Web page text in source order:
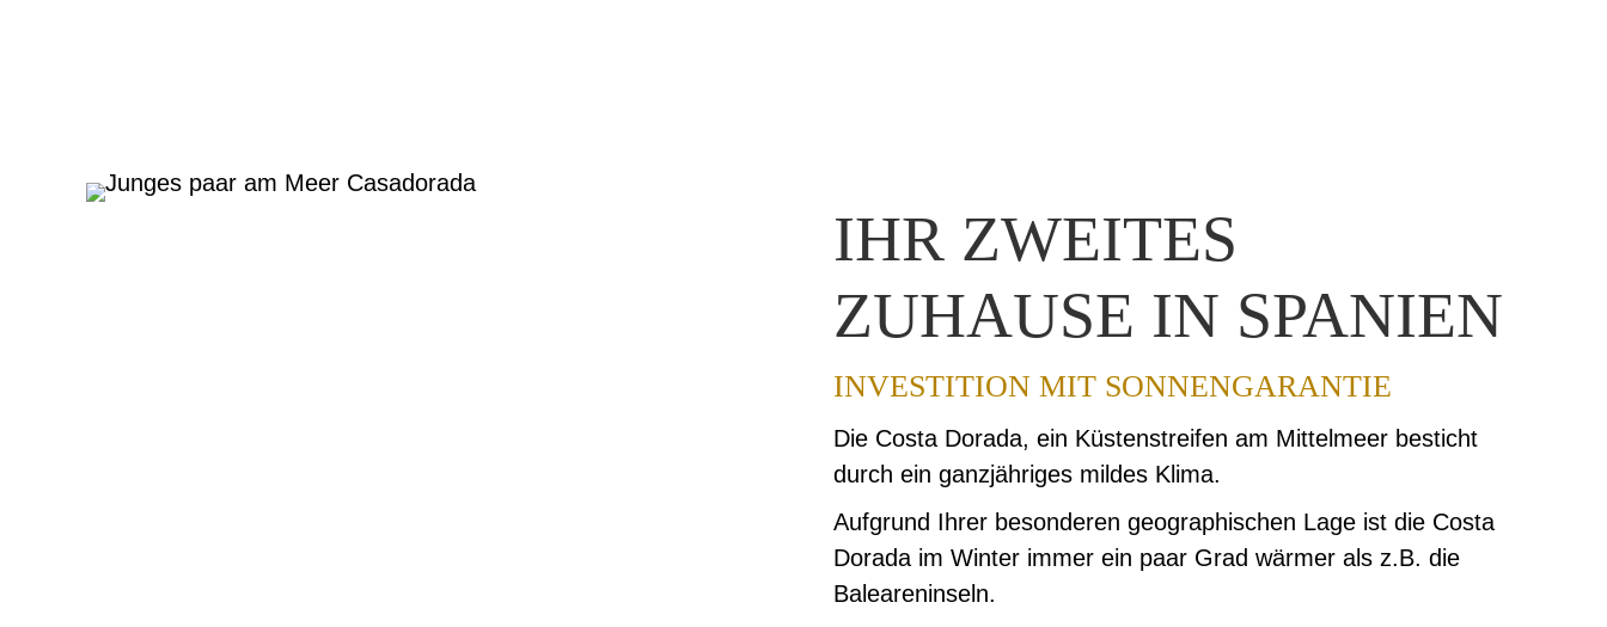
IHR ZWEITES
ZUHAUSE IN SPANIEN
INVESTITION MIT SONNENGARANTIE
Die Costa Dorada, ein Küstenstreifen am Mittelmeer besticht
durch ein ganzjähriges mildes Klima.
Aufgrund Ihrer besonderen geographischen Lage ist die Costa
Dorada im Winter immer ein paar Grad wärmer als z.B. die
Baleareninseln.